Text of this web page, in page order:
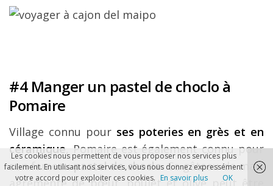
#4 Manger un pastel de choclo à
Pomaire
Village connu pour ses poteries en grès et en
céramique, Pomaire est également connu pour
son fameuxpastel de choclo. Ce gâteau de maïs
Les cookies nous permettent de vous proposer nos services plus
facilement. En utilisant nos services, vous nous donnez expressément
votre accord pour exploiter ces cookies. En savoir plus OK